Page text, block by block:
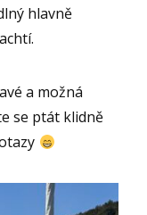
hlavně
a možná
se ptát klidně